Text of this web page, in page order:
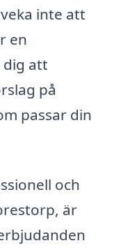
inte att
en
dig att
på
passar din
och
är